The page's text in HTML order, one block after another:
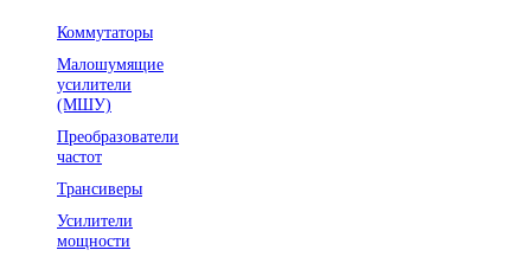
Коммутаторы
Малошумящие
усилители
(МШУ)
Преобразователи
частот
Трансиверы
Усилители
мощности